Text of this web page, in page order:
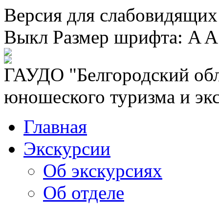
Версия для
Выкл Размер шрифта: A A
ГАУДО "Белгородский
юношеского туризма и
Главная
Экскурсии
Об экскурсиях
Об отделе